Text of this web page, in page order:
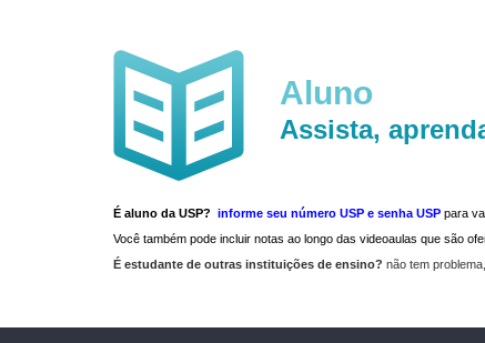
Aluno
Assista,
É aluno da USP? informe seu número USP e senha USP para
Você também pode incluir notas ao longo das videoaulas que são
É estudante de outras instituições de ensino? não tem